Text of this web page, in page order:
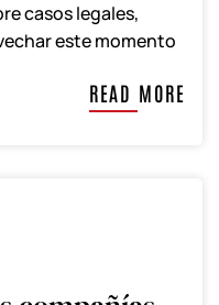
casos legales,
este momento
READ MORE